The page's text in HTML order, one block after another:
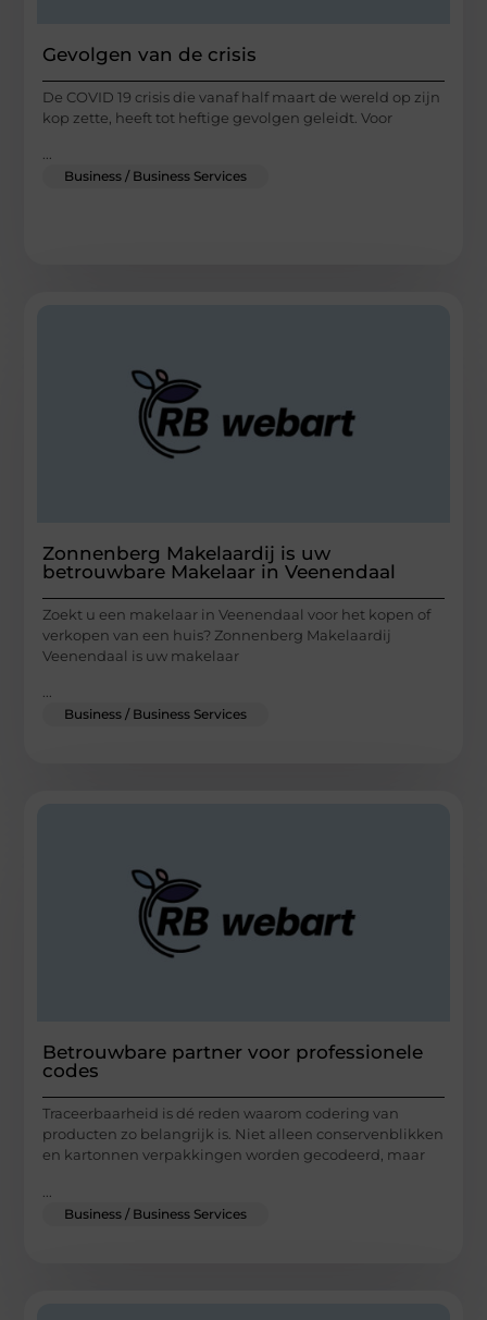
Gevolgen van de crisis
De COVID 19 crisis die vanaf half maart de wereld op zijn
kop zette, heeft tot heftige gevolgen geleidt. Voor
Business / Business Services
Zonnenberg Makelaardij is uw
betrouwbare Makelaar in Veenendaal
Zoekt u een makelaar in Veenendaal voor het kopen of
verkopen van een huis? Zonnenberg Makelaardij
Veenendaal is uw makelaar
...
Business / Business Services
Betrouwbare partner voor professionele
codes
Traceerbaarheid is dé reden waarom codering van
producten zo belangrijk is. Niet alleen conservenblikken
en kartonnen verpakkingen worden gecodeerd, maar
Business / Business Services